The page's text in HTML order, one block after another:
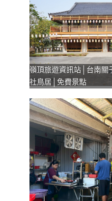
嶺頂旅遊資訊站│台南關
社鳥居│免費景點